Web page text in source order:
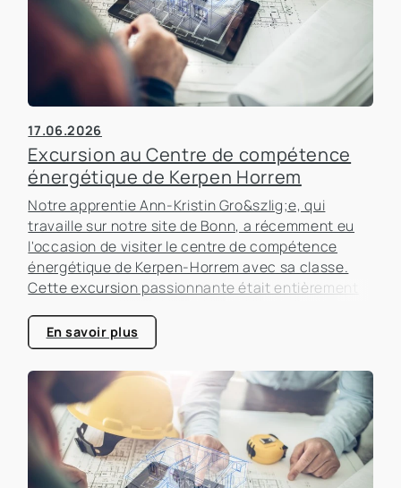
17.06.2026
Excursion au Centre de compétence
énergétique de Kerpen Horrem
Notre apprentie Ann-Kristin Gro&szlig;e, qui
travaille sur notre site de Bonn, a récemment eu
l'occasion de visiter le centre de compétence
énergétique de Kerpen-Horrem avec sa classe.
Cette excursion passionnante était entièrement
bâtiments, un sujet qui prend de plus en plus
d'importance dans le secteur immobilier.
En savoir plus